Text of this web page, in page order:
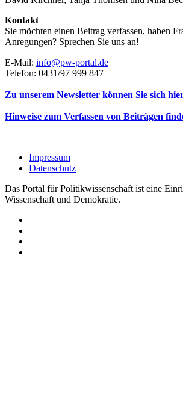
Kontakt
Sie möchten einen Beitrag verfassen, haben
Anregungen? Sprechen Sie uns an!
E-Mail: info@pw-portal.de
Telefon: 0431/97 999 847
Zu unserem Newsletter können Sie sich
Hinweise zum Verfassen von Beiträgen
Impressum
Datenschutz
Das Portal für Politikwissenschaft ist eine
Wissenschaft und Demokratie.